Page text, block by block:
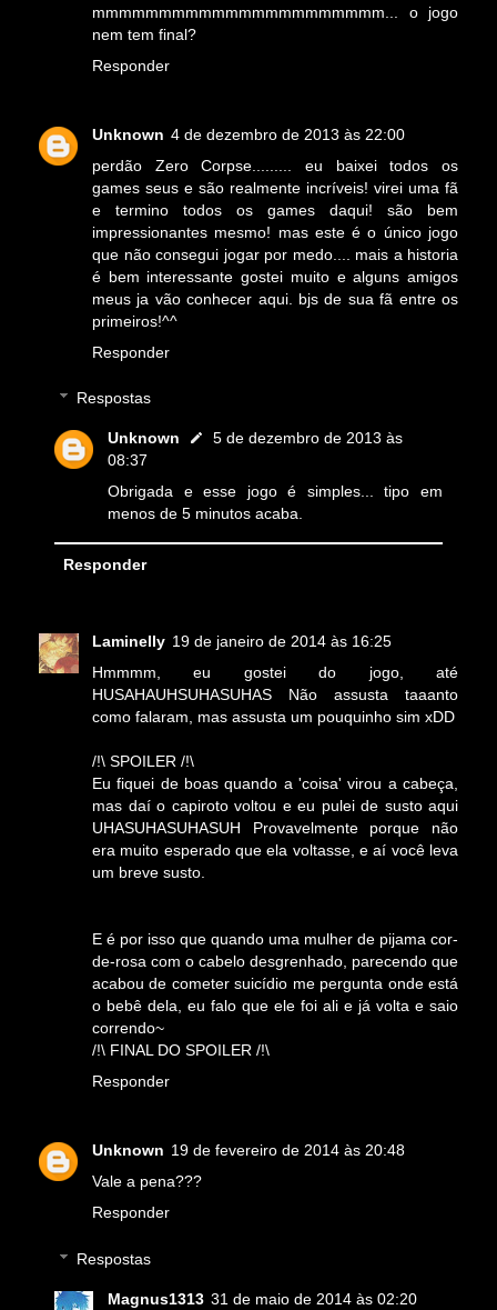
mmmmmmmmmmmmmmmmmmmmmm... o jogo
nem tem final?
Responder
Unknown 4 de dezembro de 2013 às 22:00
perdão Zero Corpse......... eu baixei todos os
games seus e são realmente incríveis! virei uma fã
e termino todos os games daqui! são bem
impressionantes mesmo! mas este é o único jogo
que não consegui jogar por medo.... mais a historia
é bem interessante gostei muito e alguns amigos
meus ja vão conhecer aqui. bjs de sua fã entre os
primeiros!^^
Responder
Respostas
Unknown
5 de dezembro de 2013 às
08:37
Obrigada e esse jogo é simples... tipo em
menos de 5 minutos acaba.
Responder
Laminelly 19 de janeiro de 2014 às 16:25
Hmmmm, eu gostei do jogo, até
HUSAHAUHSUHASUHAS Não assusta taaanto
como falaram, mas assusta um pouquinho sim xDD
/!\ SPOILER /!\
Eu fiquei de boas quando a 'coisa' virou a cabeça,
mas daí o capiroto voltou e eu pulei de susto aqui
UHASUHASUHASUH Provavelmente porque não
era muito esperado que ela voltasse, e aí você leva
um breve susto.
E é por isso que quando uma mulher de pijama cor-
de-rosa com o cabelo desgrenhado, parecendo que
acabou de cometer suicídio me pergunta onde está
o bebê dela, eu falo que ele foi ali e já volta e saio
correndo~
/!\ FINAL DO SPOILER /!\
Responder
Unknown 19 de fevereiro de 2014 às 20:48
Vale a pena???
Responder
Respostas
Magnus1313 31 de maio de 2014 às 02:20